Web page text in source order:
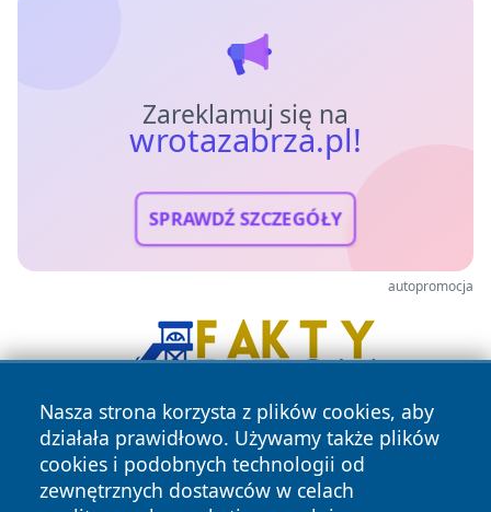
Zareklamuj się na
wrotazabrza.pl!
SPRAWDŹ SZCZEGÓŁY
autopromocja
Nasza strona korzysta z plików cookies, aby
działała prawidłowo. Używamy także plików
cookies i podobnych technologii od
zewnętrznych dostawców w celach